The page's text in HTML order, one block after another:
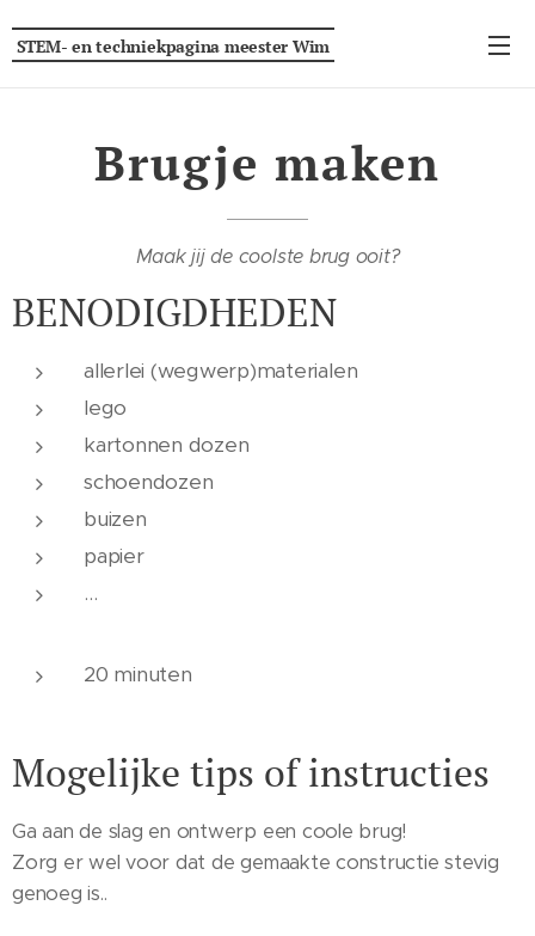
STEM- en techniekpagina meester Wim
Brugje maken
Maak jij de coolste brug ooit?
BENODIGDHEDEN
allerlei (wegwerp)materialen
lego
kartonnen dozen
schoendozen
buizen
papier
...
20 minuten
Mogelijke tips of instructies
Ga aan de slag en ontwerp een coole brug!
Zorg er wel voor dat de gemaakte constructie stevig
genoeg is..